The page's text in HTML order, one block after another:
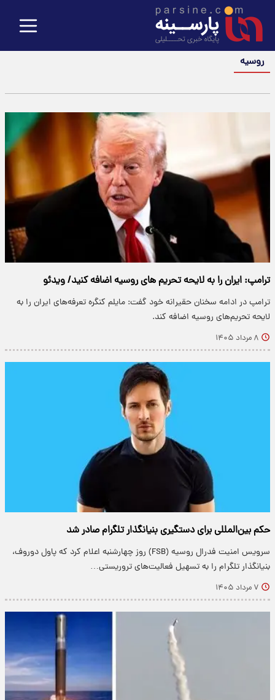
روسیه
ترامپ: ایران را به لایحه تحریم های روسیه اضافه کنید/ ویدئو
ترامپ در ادامه سخنان حقیرانه خود گفت: مایلم کنگره تعرفه‌های ایران را به
لایحه تحریم‌های روسیه اضافه کند.
۸ مرداد ۱۴۰۵
حکم بین‌المللی برای دستگیری بنیانگذار تلگرام صادر شد
سرویس امنیت فدرال روسیه (FSB) روز چهارشنبه اعلام کرد که پاول دوروف،
بنیانگذار تلگرام را به تسهیل فعالیت‌های تروریستی…
۷ مرداد ۱۴۰۵